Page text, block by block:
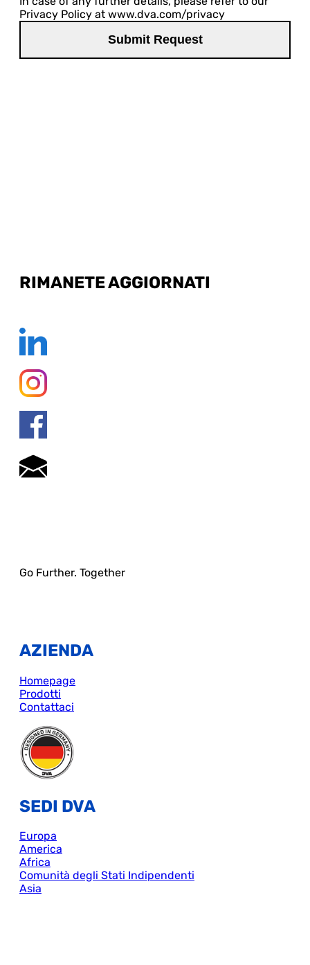
Privacy Policy at www.dva.com/privacy
RIMANETE AGGIORNATI
Go Further. Together
AZIENDA
Homepage
Prodotti
Contattaci
SEDI DVA
Europa
America
Africa
Comunità degli Stati Indipendenti
Asia